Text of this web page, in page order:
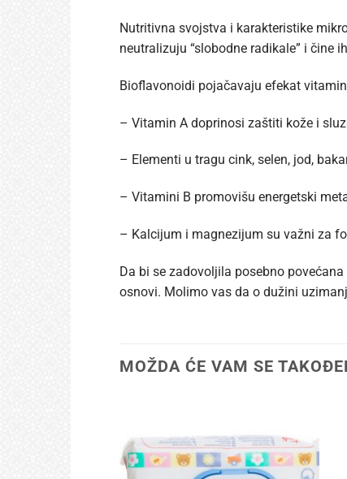
Nutritivna svojstva i karakteristike
neutralizuju “slobodne radikale” i čine
Bioflavonoidi pojačavaju efekat
– Vitamin A doprinosi zaštiti kože i
– Elementi u tragu cink, selen, jod,
– Vitamini B promovišu energetski
– Kalcijum i magnezijum su važni za
Da bi se zadovoljila posebno
osnovi. Molimo vas da o dužini
MOŽDA ĆE VAM SE